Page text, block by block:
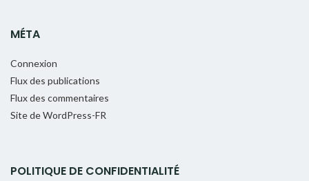
MÉTA
Connexion
Flux des publications
Flux des commentaires
Site de WordPress-FR
POLITIQUE DE CONFIDENTIALITÉ